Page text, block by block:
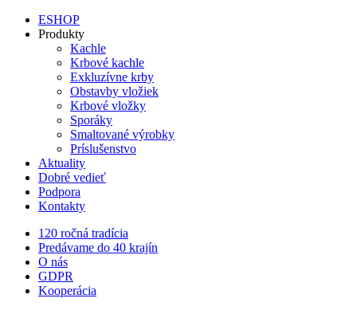
ESHOP
Produkty
Kachle
Krbové kachle
Exkluzívne krby
Obstavby vložiek
Krbové vložky
Sporáky
Smaltované výrobky
Príslušenstvo
Aktuality
Dobré vedieť
Podpora
Kontakty
120 ročná tradícia
Predávame do 40 krajín
O nás
GDPR
Kooperácia